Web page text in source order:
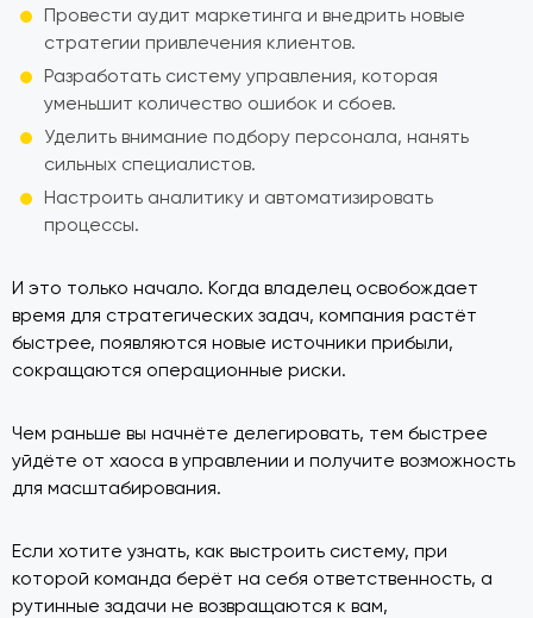
Провести аудит маркетинга и внедрить новые
стратегии привлечения клиентов.
Разработать систему управления, которая
уменьшит количество ошибок и сбоев.
Уделить внимание подбору персонала, нанять
сильных специалистов.
Настроить аналитику и автоматизировать
процессы.
И это только начало. Когда владелец освобождает
время для стратегических задач, компания растёт
быстрее, появляются новые источники прибыли,
сокращаются операционные риски.
Чем раньше вы начнёте делегировать, тем быстрее
уйдёте от хаоса в управлении и получите возможность
для масштабирования.
Если хотите узнать, как выстроить систему, при
которой команда берёт на себя ответственность, а
рутинные задачи не возвращаются к вам,